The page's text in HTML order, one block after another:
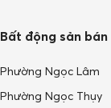
Bất động sản bán
Phường Ngọc Lâm
Phường Ngọc Thụy